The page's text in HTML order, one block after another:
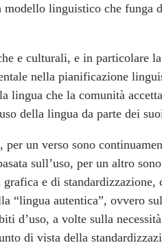
modello linguistico che funga
e culturali, e in particolare
nella pianificazione
lingua che la comunità
della lingua da parte dei
un verso sono
sull’uso, per un altro
e di standardizzazione,
“lingua autentica”, ovvero
d’uso, a volte sulla
di vista della